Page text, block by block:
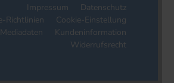
Impressum
Datenschutz
Richtlinien
Cookie-Einstellung
Mediadaten
Kundeninformation
Widerrufsrecht